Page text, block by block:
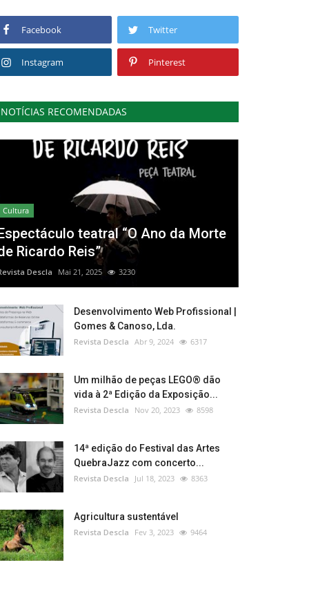
Facebook Twitter
Instagram Pinterest
NOTÍCIAS RECOMENDADAS
Cultura
teatral “O Ano da Morte
Ricardo Reis”
Descla Mai 21, 2025 3230
Desenvolvimento Web Profissional |
Gomes & Canoso, Lda.
Revista Descla Abr 9, 2024 6317
Um milhão de peças LEGO® dão
vida à 2ª Edição da Exposição...
Revista Descla Nov 20, 2023 8598
14ª edição do Festival das Artes
QuebraJazz com concerto...
Revista Descla Jul 18, 2023 8363
Agricultura sustentável
Revista Descla Fev 3, 2023 9464